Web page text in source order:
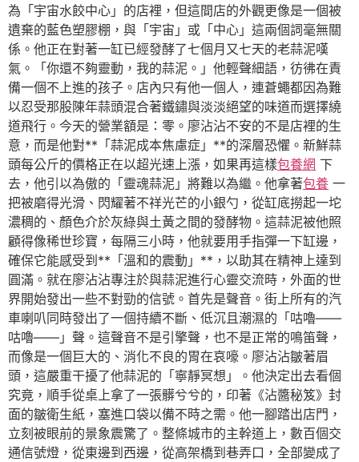
為「宇宙水餃中心」的店裡，但這間店的外觀更像是一個被
遺棄的藍色塑膠棚，與「宇宙」或「中心」這兩個詞毫無關
係。他正在對著一缸已經發酵了七個月又七天的老蒜泥嘆
氣。「你還不夠靈動，我的蒜泥。」他輕聲細語，彷彿在責
備一個不上進的孩子。店內只有他一個人，連蒼蠅都因為難
以忍受那股陳年蒜頭混合著鐵鏽與淡淡絕望的味道而選擇繞
道飛行。今天的營業額是：零。廖沾沾不安的不是店裡的生
意，而是他對**「蒜泥成本焦慮症」**的深層恐懼。新鮮蒜
頭每公斤的價格正在以超光速上漲，如果再這樣包養網 下
去，他引以為傲的「靈魂蒜泥」將難以為繼。他拿著包養 一
把被磨得光滑、閃耀著不祥光芒的小銀勺，從缸底撈起一坨
濃稠的、顏色介於灰綠與土黃之間的發酵物。這蒜泥被他照
顧得像稀世珍寶，每隔三小時，他就要用手指彈一下缸邊，
確保它能感受到**「溫和的震動」**，以助其在精神上達到
圓滿。就在廖沾沾專注於與蒜泥進行心靈交流時，外面的世
界開始發出一些不對勁的信號。首先是聲音。街上所有的汽
車喇叭同時發出了一個持續不斷、低沉且潮濕的「咕嚕——
咕嚕——」聲。這聲音不是引擎聲，也不是正常的鳴笛聲，
而像是一個巨大的、消化不良的胃在哀嚎。廖沾沾皺著眉
頭，這嚴重干擾了他蒜泥的「寧靜冥想」。他決定出去看個
究竟，順手從桌上拿了一張髒兮兮的，印著《沾醬秘笈》封
面的皺衛生紙，塞進口袋以備不時之需。他一腳踏出店門，
立刻被眼前的景象震驚了。整條城市的主幹道上，數百個交
通信號燈，從東邊到西邊，從高架橋到巷弄口，全部變成了